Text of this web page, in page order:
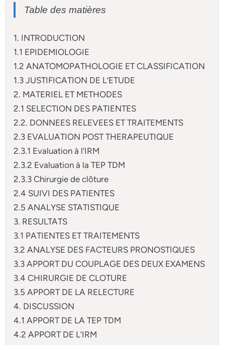
Table des matières
1. INTRODUCTION
1.1 EPIDEMIOLOGIE
1.2 ANATOMOPATHOLOGIE ET CLASSIFICATION
1.3 JUSTIFICATION DE L’ETUDE
2. MATERIEL ET METHODES
2.1 SELECTION DES PATIENTES
2.2. DONNEES RELEVEES ET TRAITEMENTS
2.3 EVALUATION POST THERAPEUTIQUE
2.3.1 Evaluation à l’IRM
2.3.2 Evaluation à la TEP TDM
2.3.3 Chirurgie de clôture
2.4 SUIVI DES PATIENTES
2.5 ANALYSE STATISTIQUE
3. RESULTATS
3.1 PATIENTES ET TRAITEMENTS
3.2 ANALYSE DES FACTEURS PRONOSTIQUES
3.3 APPORT DU COUPLAGE DES DEUX EXAMENS
3.4 CHIRURGIE DE CLOTURE
3.5 APPORT DE LA RELECTURE
4. DISCUSSION
4.1 APPORT DE LA TEP TDM
4.2 APPORT DE L’IRM